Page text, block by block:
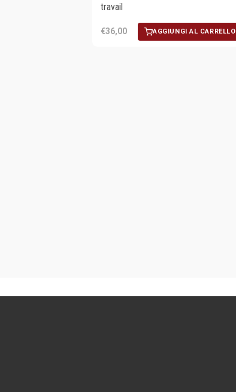
travail
€36,00 AGGIUNGI AL CARRELLO